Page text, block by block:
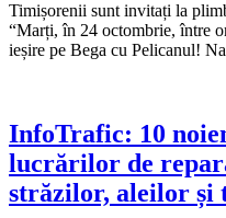
Timișorenii sunt invitați la
“Marți, în 24 octombrie, între
ieșire pe Bega cu Pelicanul!
InfoTrafic: 10
lucrărilor de
străzilor, aleilor și